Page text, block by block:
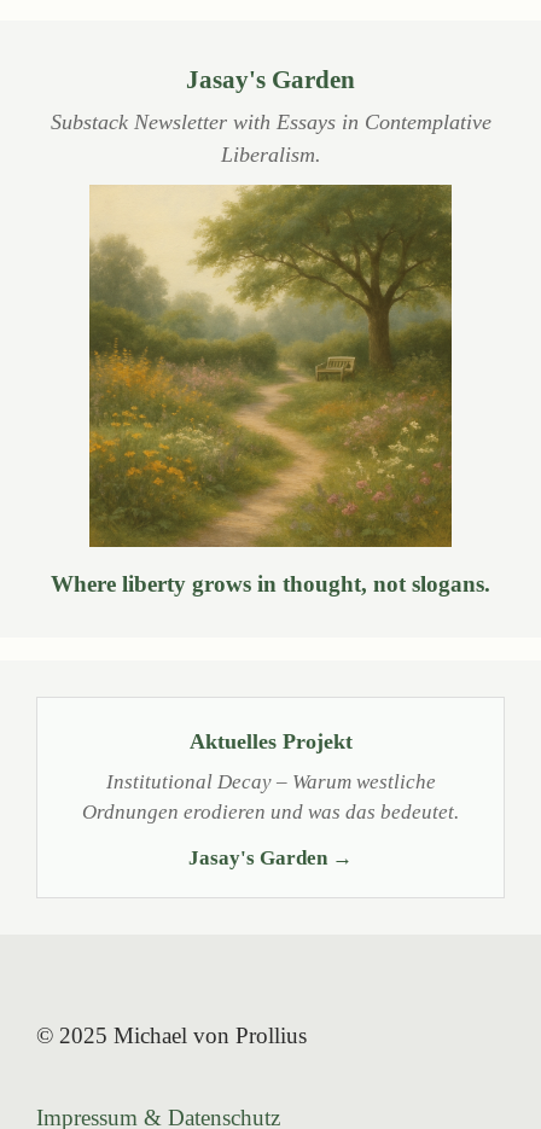
Jasay's Garden
Substack Newsletter with Essays in Contemplative
Liberalism.
Where liberty grows in thought, not slogans.
Aktuelles Projekt
Institutional Decay – Warum westliche
Ordnungen erodieren und was das bedeutet.
Jasay's Garden →
© 2025 Michael von Prollius
Impressum & Datenschutz